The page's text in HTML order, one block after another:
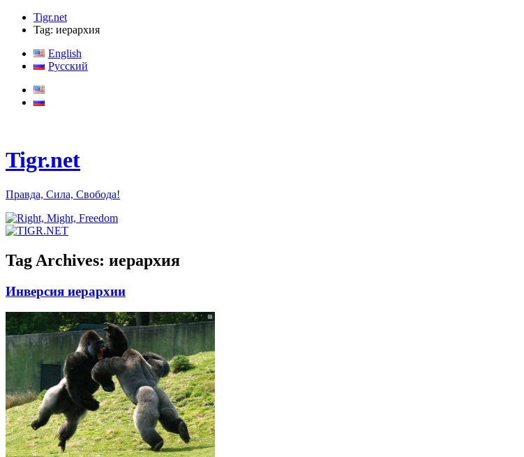
Tigr.net
Tag: иерархия
English
Русский
Tigr.net
Правда, Сила, Свобода!
Tag Archives: иерархия
Инверсия иерархии